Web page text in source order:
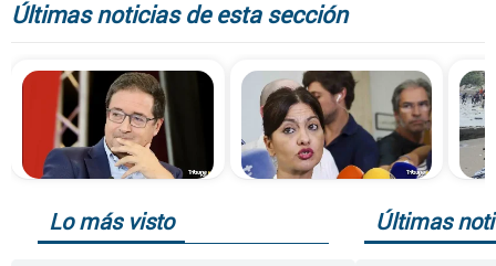
Últimas noticias de esta sección
Lo más visto Últimas